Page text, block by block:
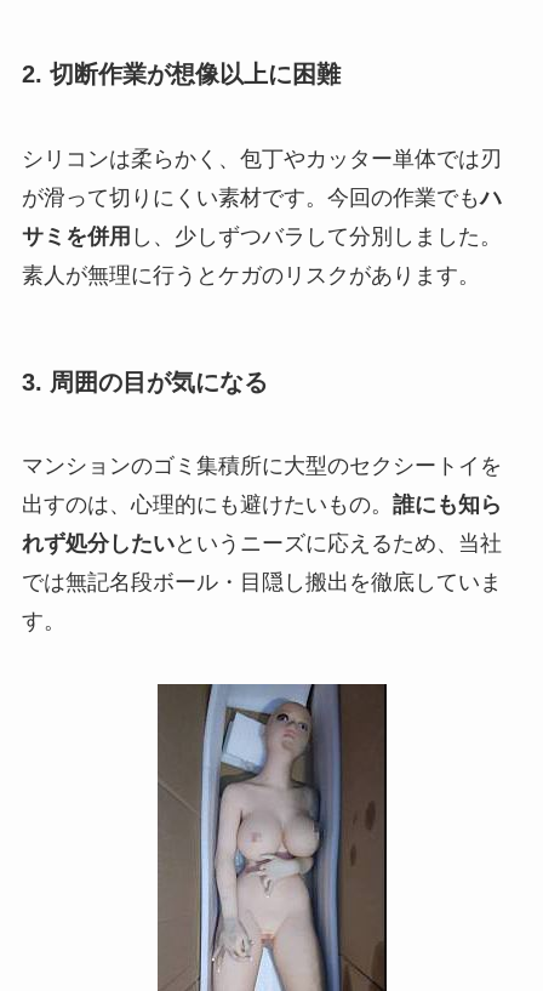
2. 切断作業が想像以上に困難
シリコンは柔らかく、包丁やカッター単体では刃
が滑って切りにくい素材です。今回の作業でもハ
サミを併用 し、少しずつバラして分別しました。
素人が無理に行うとケガのリスクがあります。
3. 周囲の目が気になる
マンションのゴミ集積所に大型のセクシートイを
出すのは、心理的にも避けたいもの。 誰にも知ら
れず処分したいというニーズに応えるため、当社
では無記名段ボール・目隠し搬出を徹底していま
す。